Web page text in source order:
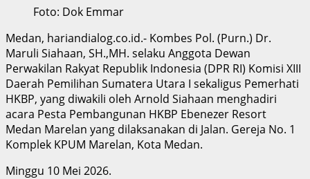
Foto: Dok Emmar
Medan, hariandialog.co.id.- Kombes Pol. (Purn.) Dr.
Maruli Siahaan, SH.,MH. selaku Anggota Dewan
Perwakilan Rakyat Republik Indonesia (DPR RI) Komisi XIII
Daerah Pemilihan Sumatera Utara I sekaligus Pemerhati
HKBP, yang diwakili oleh Arnold Siahaan menghadiri
acara Pesta Pembangunan HKBP Ebenezer Resort
Medan Marelan yang dilaksanakan di Jalan. Gereja No. 1
Komplek KPUM Marelan, Kota Medan.
Minggu 10 Mei 2026.